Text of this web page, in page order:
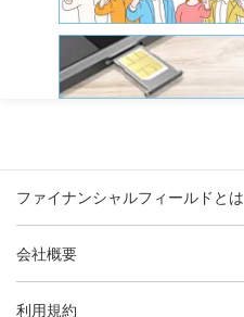
ファイナンシャルフィールドとは
会社概要
利用規約